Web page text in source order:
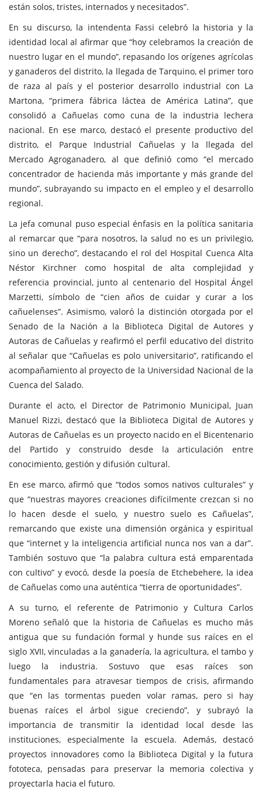
están solos, tristes, internados y necesitados”.
En su discurso, la intendenta Fassi celebró la historia y la
identidad local al afirmar que “hoy celebramos la creación de
nuestro lugar en el mundo”, repasando los orígenes agrícolas
y ganaderos del distrito, la llegada de Tarquino, el primer toro
de raza al país y el posterior desarrollo industrial con La
Martona, “primera fábrica láctea de América Latina”, que
consolidó a Cañuelas como cuna de la industria lechera
nacional. En ese marco, destacó el presente productivo del
distrito, el Parque Industrial Cañuelas y la llegada del
Mercado Agroganadero, al que definió como “el mercado
concentrador de hacienda más importante y más grande del
mundo”, subrayando su impacto en el empleo y el desarrollo
regional.
La jefa comunal puso especial énfasis en la política sanitaria
al remarcar que “para nosotros, la salud no es un privilegio,
sino un derecho”, destacando el rol del Hospital Cuenca Alta
Néstor Kirchner como hospital de alta complejidad y
referencia provincial, junto al centenario del Hospital Ángel
Marzetti, símbolo de “cien años de cuidar y curar a los
cañuelenses”. Asimismo, valoró la distinción otorgada por el
Senado de la Nación a la Biblioteca Digital de Autores y
Autoras de Cañuelas y reafirmó el perfil educativo del distrito
al señalar que “Cañuelas es polo universitario”, ratificando el
acompañamiento al proyecto de la Universidad Nacional de la
Cuenca del Salado.
Durante el acto, el Director de Patrimonio Municipal, Juan
Manuel Rizzi, destacó que la Biblioteca Digital de Autores y
Autoras de Cañuelas es un proyecto nacido en el Bicentenario
del Partido y construido desde la articulación entre
conocimiento, gestión y difusión cultural.
En ese marco, afirmó que “todos somos nativos culturales” y
que “nuestras mayores creaciones difícilmente crezcan si no
lo hacen desde el suelo, y nuestro suelo es Cañuelas”,
remarcando que existe una dimensión orgánica y espiritual
que “internet y la inteligencia artificial nunca nos van a dar”.
También sostuvo que “la palabra cultura está emparentada
con cultivo” y evocó, desde la poesía de Etchebehere, la idea
de Cañuelas como una auténtica “tierra de oportunidades”.
A su turno, el referente de Patrimonio y Cultura Carlos
Moreno señaló que la historia de Cañuelas es mucho más
antigua que su fundación formal y hunde sus raíces en el
siglo XVII, vinculadas a la ganadería, la agricultura, el tambo y
luego la industria. Sostuvo que esas raíces son
fundamentales para atravesar tiempos de crisis, afirmando
que “en las tormentas pueden volar ramas, pero si hay
buenas raíces el árbol sigue creciendo”, y subrayó la
importancia de transmitir la identidad local desde las
instituciones, especialmente la escuela. Además, destacó
proyectos innovadores como la Biblioteca Digital y la futura
fototeca, pensadas para preservar la memoria colectiva y
proyectarla hacia el futuro.